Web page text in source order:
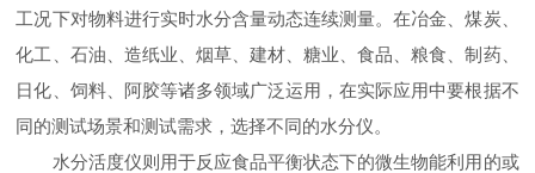
工况下对物料进行实时水分含量动态连续测量。在冶金、煤炭、
化工、石油、造纸业、烟草、建材、糖业、食品、粮食、制药、
日化、饲料、阿胶等诸多领域广泛运用，在实际应用中要根据不
同的测试场景和测试需求，选择不同的水分仪。
水分活度仪则用于反应食品平衡状态下的微生物能利用的或